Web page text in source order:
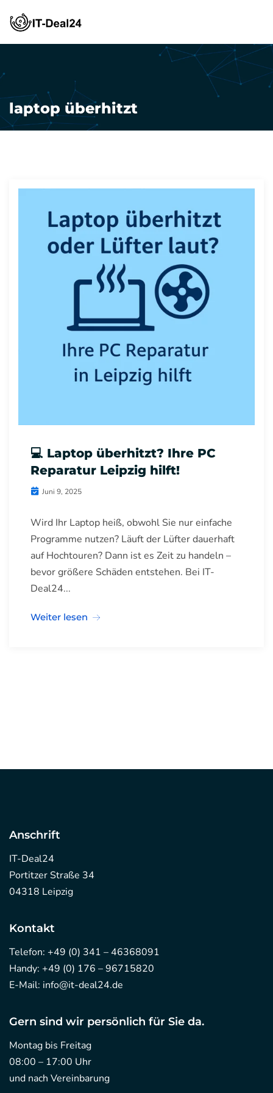
laptop überhitzt
💻 Laptop überhitzt? Ihre PC
Reparatur Leipzig hilft!
Juni 9, 2025
Wird Ihr Laptop heiß, obwohl Sie nur einfache
Programme nutzen? Läuft der Lüfter dauerhaft
auf Hochtouren? Dann ist es Zeit zu handeln –
bevor größere Schäden entstehen. Bei IT-
Deal24...
Weiter lesen
Anschrift
IT-Deal24
Portitzer Straße 34
04318 Leipzig
Kontakt
Telefon: +49 (0) 341 – 46368091
Handy: +49 (0) 176 – 96715820
E-Mail: info@it-deal24.de
Gern sind wir persönlich für Sie da.
Montag bis Freitag
08:00 – 17:00 Uhr
und nach Vereinbarung